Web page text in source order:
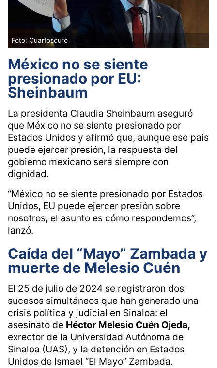
Foto: Cuartoscuro
México no se siente
presionado por EU:
Sheinbaum
La presidenta Claudia Sheinbaum aseguró
que México no se siente presionado por
Estados Unidos y afirmó que, aunque ese país
puede ejercer presión, la respuesta del
gobierno mexicano será siempre con
dignidad.
“México no se siente presionado por Estados
Unidos, EU puede ejercer presión sobre
nosotros; el asunto es cómo respondemos”,
lanzó.
Caída del “Mayo” Zambada y
muerte de Melesio Cuén
El 25 de julio de 2024 se registraron dos
sucesos simultáneos que han generado una
crisis política y judicial en Sinaloa: el
asesinato de Héctor Melesio Cuén Ojeda,
exrector de la Universidad Autónoma de
Sinaloa (UAS), y la detención en Estados
Unidos de Ismael “El Mayo” Zambada.